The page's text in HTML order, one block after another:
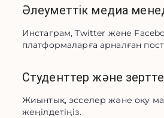
Әлеуметтік медиа
Инстаграм, Twitter және
платформаларға арналған
Студенттер және
Жиынтық, эсселер және оқу
жеңілдетіңіз.